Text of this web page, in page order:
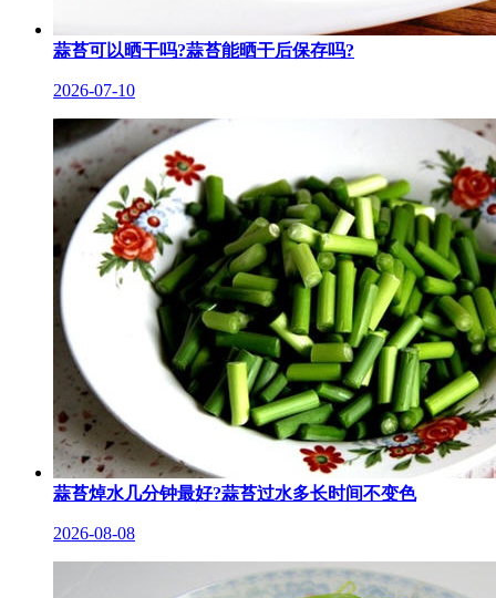
蒜苔可以晒干吗?蒜苔能晒干后保存吗?
2026-07-10
蒜苔焯水几分钟最好?蒜苔过水多长时间不变色
2026-08-08